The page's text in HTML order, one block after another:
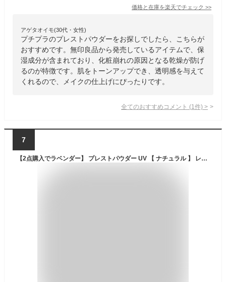
価格と在庫を楽天でチェック >>
アゲタオイモ(30代・女性)
プチプラのプレストパウダーをお探しでしたら、こちらが
おすすめです。無印良品から発売しているアイテムで、保
湿成分が含まれており、化粧崩れの原因となる乾燥が防げ
るのが特徴です。肌をトーンアップでき、透明感を与えて
くれるので、メイクの仕上げにぴったりです。
全てのおすすめコメント (1 件) >
7
【2点購入でラベンダー】 プレストパウダー UV 【 ナチュラル 】 レフィル ケース別売 SPF23 ・ PA++ 10g ノエビア ノブ [ NOV フェイスフェースおしろい ベースメイク リフィル パフ 付 つめかえ用 詰め替え用 詰替え用 ]【w】【 定形外 送料無料 】